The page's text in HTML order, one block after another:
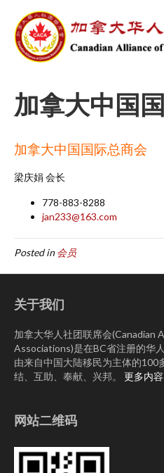
加拿大中国
加拿大中国国际总商会
梁庆娟 会长
778-883-8288
jan233@163.com
Posted in会员
关于我们
加拿大华人社团联席会(Canadian
Associations)是在BC省注册的华
由来自中国大陆移民为主体的100
结、互助、奉献、兴邦。 更多内容
网站二维码